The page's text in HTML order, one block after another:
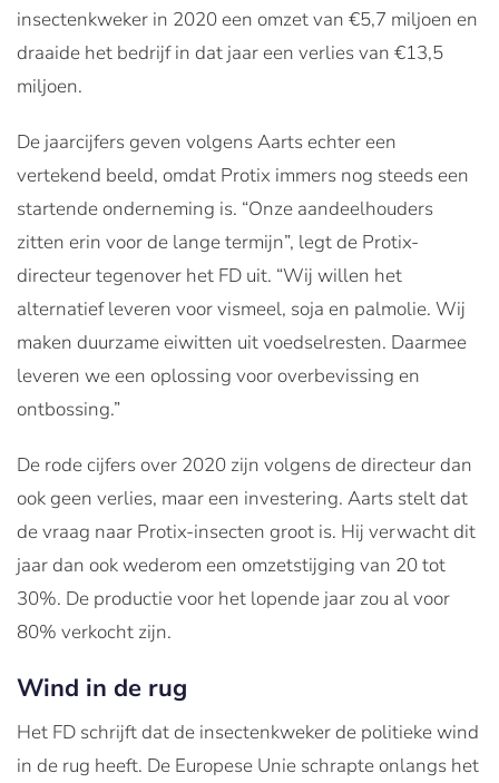
insectenkweker in 2020 een omzet van €5,7 miljoen en
draaide het bedrijf in dat jaar een verlies van €13,5
miljoen.
De jaarcijfers geven volgens Aarts echter een
vertekend beeld, omdat Protix immers nog steeds een
startende onderneming is. “Onze aandeelhouders
zitten erin voor de lange termijn”, legt de Protix-
directeur tegenover het FD uit. “Wij willen het
alternatief leveren voor vismeel, soja en palmolie. Wij
maken duurzame eiwitten uit voedselresten. Daarmee
leveren we een oplossing voor overbevissing en
ontbossing.”
De rode cijfers over 2020 zijn volgens de directeur dan
ook geen verlies, maar een investering. Aarts stelt dat
de vraag naar Protix-insecten groot is. Hij verwacht dit
jaar dan ook wederom een omzetstijging van 20 tot
30%. De productie voor het lopende jaar zou al voor
80% verkocht zijn.
Wind in de rug
Het FD schrijft dat de insectenkweker de politieke wind
in de rug heeft. De Europese Unie schrapte onlangs het